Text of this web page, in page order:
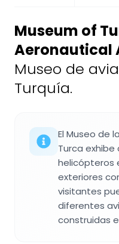
Museum of
Aeronautical
Museo de
Turquía.
El Museo de
Turca
helicópteros
exteriores
visitantes
diferentes
construidas